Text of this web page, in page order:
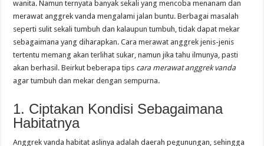
wanita. Namun ternyata banyak sekali yang mencoba menanam dan
merawat anggrek vanda mengalami jalan buntu. Berbagai masalah
seperti sulit sekali tumbuh dan kalaupun tumbuh, tidak dapat mekar
sebagaimana yang diharapkan. Cara merawat anggrek jenis-jenis
tertentu memang akan terlihat sukar, namun jika tahu ilmunya, pasti
akan berhasil. Beirkut beberapa tips cara merawat anggrek vanda
agar tumbuh dan mekar dengan sempurna.
1. Ciptakan Kondisi Sebagaimana
Habitatnya
Anggrek vanda habitat aslinya adalah daerah pegunungan, sehingga